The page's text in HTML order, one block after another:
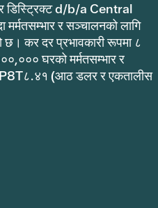
डिस्ट्रिक्ट d/b/a Central
र सञ्चालनको लागि
कर दर प्रभावकारी रूपमा ८
घरको मर्मतसम्भार र
(आठ डलर र एकतालीस